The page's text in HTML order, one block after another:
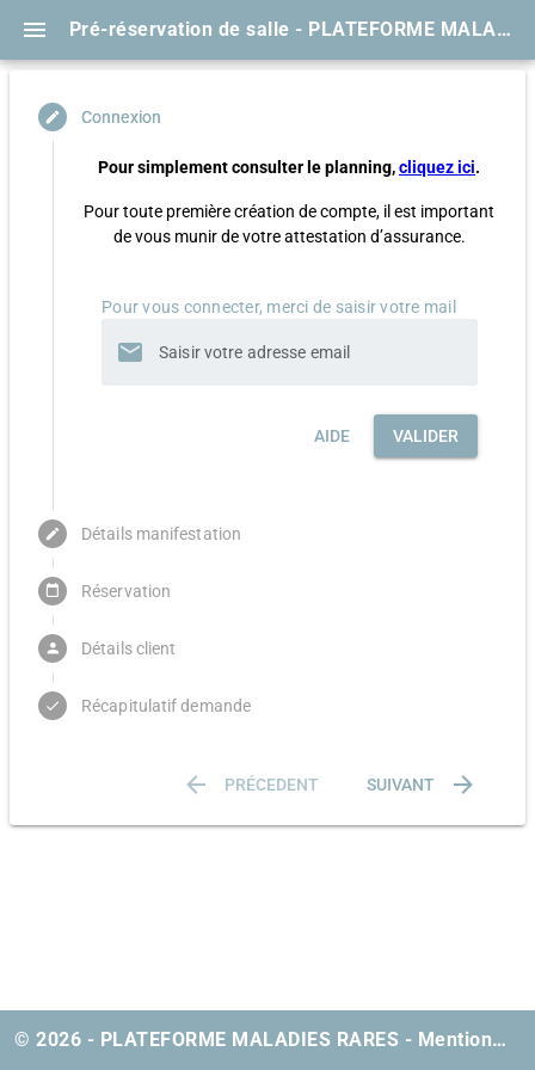
menu Pré-réservation de salle - PLATEFORME MALADIES RARES
© 2026 - PLATEFORME MALADIES RARES - Mentions légales
edit Connexion
Pour simplement consulter le planning,cliquez ici.
Pour toute première création de compte, il est important
de vous munir de votre attestation d’assurance.
Pour vous connecter, merci de saisir votre mail
mail
AIDE VALIDER
edit Détails manifestation
Réservation
Détails client
done Récapitulatif demande
PRÉCEDENT SUIVANT